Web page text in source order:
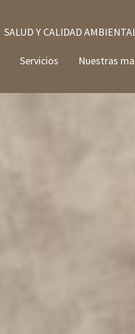
SALUD Y CALIDAD
Servicios Nuestras